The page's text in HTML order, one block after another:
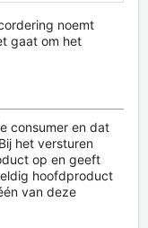
noemt
gaat om het
consumer en dat
het versturen
op en geeft
hoofdproduct
van deze